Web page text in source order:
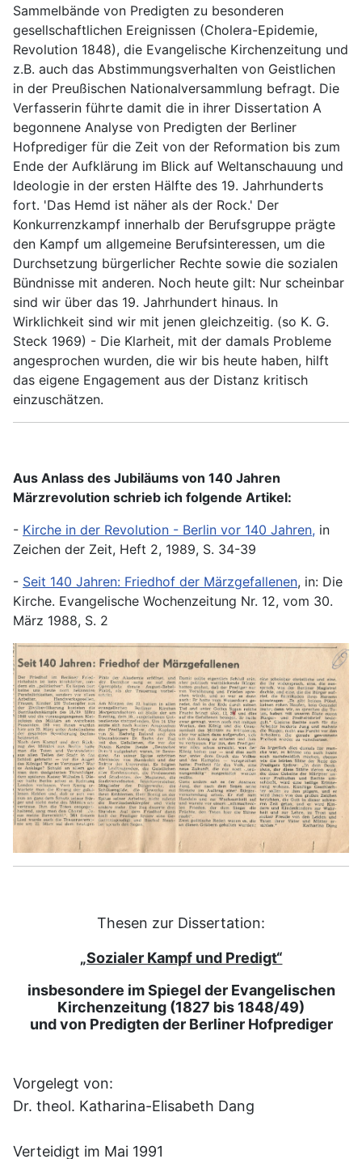
Sammelbände von Predigten zu besonderen
gesellschaftlichen Ereignissen (Cholera-Epidemie,
Revolution 1848), die Evangelische Kirchenzeitung und
z.B. auch das Abstimmungsverhalten von Geistlichen
in der Preußischen Nationalversammlung befragt. Die
Verfasserin führte damit die in ihrer Dissertation A
begonnene Analyse von Predigten der Berliner
Hofprediger für die Zeit von der Reformation bis zum
Ende der Aufklärung im Blick auf Weltanschauung und
Ideologie in der ersten Hälfte des 19. Jahrhunderts
fort. 'Das Hemd ist näher als der Rock.' Der
Konkurrenzkampf innerhalb der Berufsgruppe prägte
den Kampf um allgemeine Berufsinteressen, um die
Durchsetzung bürgerlicher Rechte sowie die sozialen
Bündnisse mit anderen. Noch heute gilt: Nur scheinbar
sind wir über das 19. Jahrhundert hinaus. In
Wirklichkeit sind wir mit jenen gleichzeitig. (so K. G.
Steck 1969) - Die Klarheit, mit der damals Probleme
angesprochen wurden, die wir bis heute haben, hilft
das eigene Engagement aus der Distanz kritisch
einzuschätzen.
Aus Anlass des Jubiläums von 140 Jahren
Märzrevolution schrieb ich folgende Artikel:
- Kirche in der Revolution - Berlin vor 140 Jahren, in
Zeichen der Zeit, Heft 2, 1989, S. 34-39
- Seit 140 Jahren: Friedhof der Märzgefallenen, in: Die
Kirche. Evangelische Wochenzeitung Nr. 12, vom 30.
März 1988, S. 2
Thesen zur Dissertation:
„Sozialer Kampf und Predigt“
insbesondere im Spiegel der Evangelischen
Kirchenzeitung (1827 bis 1848/49)
und von Predigten der Berliner Hofprediger
Vorgelegt von:
Dr. theol. Katharina-Elisabeth Dang
Verteidigt im Mai 1991